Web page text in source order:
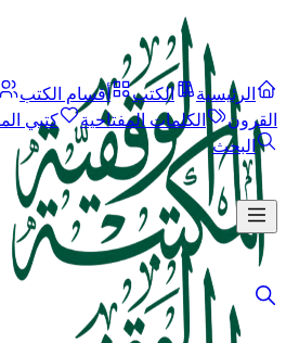
الرئيسية الكتب أقسام الكتب
القرون
الكلمات المفتاحية
كتبي
البحث